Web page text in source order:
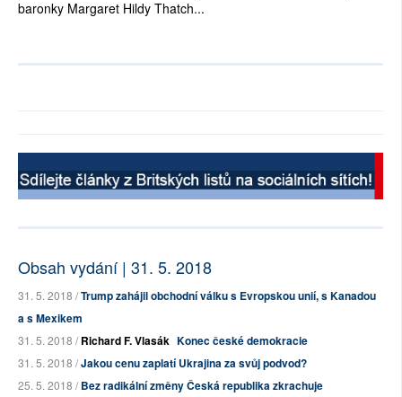
baronky Margaret Hildy Thatch...
Obsah vydání | 31. 5. 2018
31. 5. 2018 /Trump zahájil obchodní válku s Evropskou unií, s Kanadou
a s Mexikem
31. 5. 2018 /Richard F. Vlasák Konec české demokracie
31. 5. 2018 /Jakou cenu zaplatí Ukrajina za svůj podvod?
25. 5. 2018 /Bez radikální změny Česká republika zkrachuje